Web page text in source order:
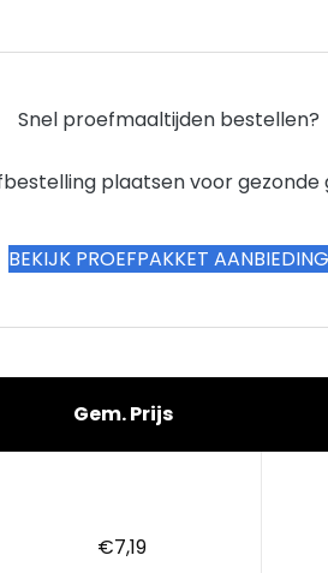
Snel proefmaaltijden bestellen?
plaatsen voor
BEKIJK PROEFPAKKET AANBIEDING
Gem. Prijs
€7,19